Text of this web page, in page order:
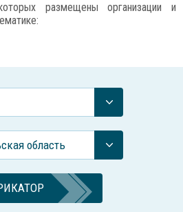
размещены организации и
область